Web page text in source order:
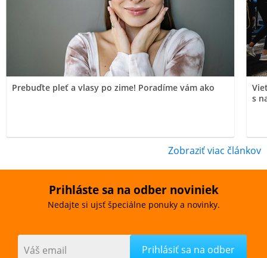
Prebuďte pleť a vlasy po zime! Poradíme vám ako
s
Zobraziť viac článkov
Prihláste sa na odber noviniek
Nedajte si ujsť špeciálne ponuky a novinky.
Váš email